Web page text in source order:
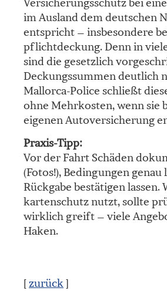
im Ausland dem deutschen
entspricht – insbesondere
pflichtdeckung. Denn in
sind die gesetzlich
Deckungs­summen deutlich
Mallorca-Police schließt
ohne Mehrkosten, wenn sie
eigenen Auto­ver­si­che­rung
Praxis-Tipp:
Vor der Fahrt Schäden
(Fotos!), Bedingungen genau
Rückgabe bestätigen
kartenschutz nutzt, sollte
wirklich greift – viele
Haken.
[zurück]